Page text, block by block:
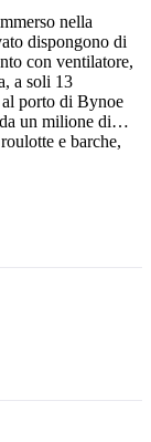
nella
dispongono di
con ventilatore,
a soli 13
porto di Bynoe
un milione di
e barche,